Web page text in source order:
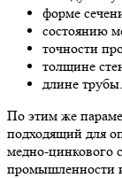
форме
состоянию
точности
толщине
длине трубы.
По этим же
подходящий для
медно-цинкового
промышленности